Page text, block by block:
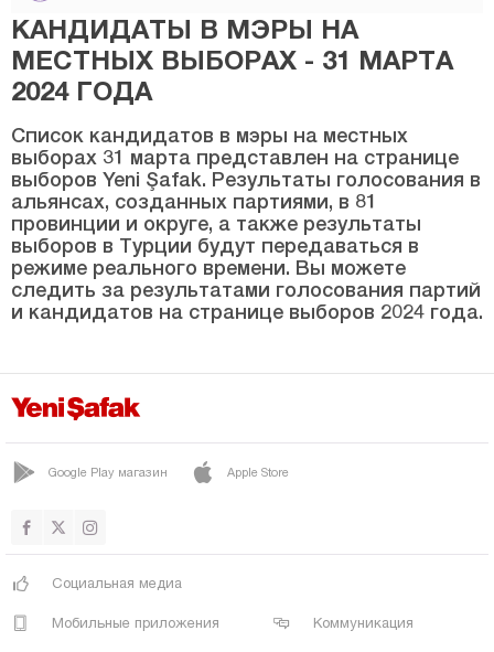
Болу
Бурдур
Бурса
Чанаккале
Чанкыры
Чорум
Денизли
Диярбакыр
Эдирне
Элязыг
Эрзинджан
Эрзурум
Эскишехир
Газиантеп
Гиресун
КАНДИДАТЫ В МЭРЫ НА
МЕСТНЫХ ВЫБОРАХ - 31 МАРТА
2024 ГОДА
Список кандидатов в мэры на местных
выборах 31 марта представлен на странице
выборов Yeni Şafak. Результаты голосования в
альянсах, созданных партиями, в 81
провинции и округе, а также результаты
выборов в Турции будут передаваться в
режиме реального времени. Вы можете
следить за результатами голосования партий
и кандидатов на странице выборов 2024 года.
Google Play магазин Apple Store
Социальная медиа
Мобильные приложения Коммуникация